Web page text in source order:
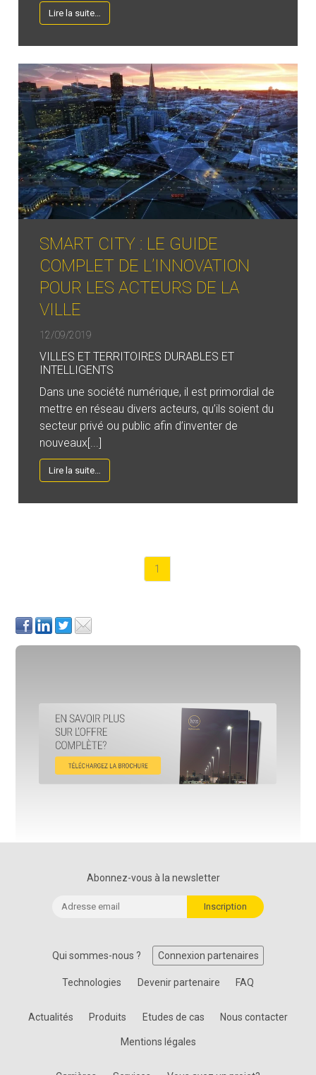
Lire la suite…
SMART CITY : LE GUIDE
COMPLET DE L’INNOVATION
POUR LES ACTEURS DE LA
VILLE
12/09/2019
VILLES ET TERRITOIRES DURABLES ET
INTELLIGENTS
Dans une société numérique, il est primordial de
mettre en réseau divers acteurs, qu’ils soient du
secteur privé ou public afin d’inventer de
nouveaux[...]
Lire la suite…
1
Abonnez-vous à la newsletter
Qui sommes-nous ? Connexion partenaires
Technologies Devenir partenaire FAQ
Actualités Produits Etudes de cas Nous contacter
Mentions légales